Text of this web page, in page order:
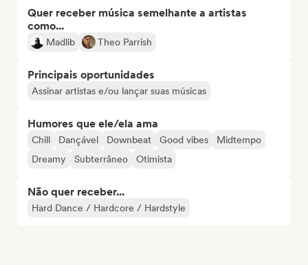
Quer receber música semelhante a artistas
como...
Madlib Theo Parrish
Principais oportunidades
Assinar artistas e/ou lançar suas músicas
Humores que ele/ela ama
Chill Dançável Downbeat Good vibes
Midtempo
Dreamy
Subterrâneo Otimista
Não quer receber...
Hard Dance / Hardcore / Hardstyle